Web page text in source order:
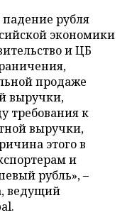
падение рубля
экономики
и ЦБ
продаже
выручки,
требования к
выручки,
этого в
и
рубль», –
ведущий